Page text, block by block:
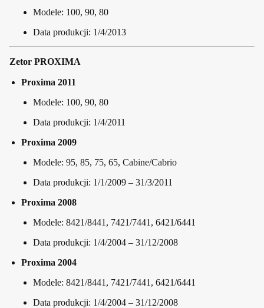
Modele: 100, 90, 80
Data produkcji: 1/4/2013
Zetor PROXIMA
Proxima 2011
Modele: 100, 90, 80
Data produkcji: 1/4/2011
Proxima 2009
Modele: 95, 85, 75, 65, Cabine/Cabrio
Data produkcji: 1/1/2009 – 31/3/2011
Proxima 2008
Modele: 8421/8441, 7421/7441, 6421/6441
Data produkcji: 1/4/2004 – 31/12/2008
Proxima 2004
Modele: 8421/8441, 7421/7441, 6421/6441
Data produkcji: 1/4/2004 – 31/12/2008